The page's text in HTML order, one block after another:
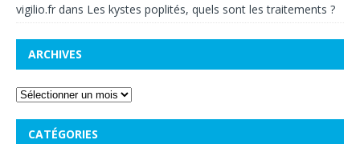
vigilio.fr dans Les kystes poplités, quels sont les traitements ?
ARCHIVES
CATÉGORIES